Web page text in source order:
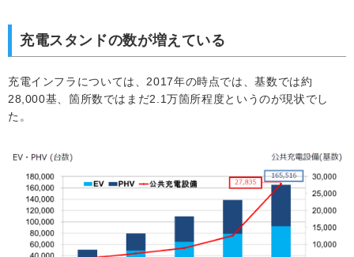
充電スタンドの数が増えている
充電インフラについては、2017年の時点では、基数では約
28,000基、箇所数ではまだ2.1万箇所程度というのが現状でし
た。